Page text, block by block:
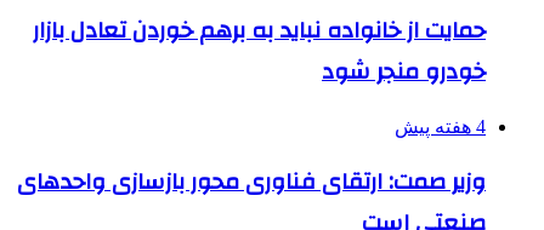
حمایت از خانواده نباید به برهم خوردن تعادل بازار
خودرو منجر شود
4 هفته پیش
وزیر صمت: ارتقای فناوری محور بازسازی واحدهای